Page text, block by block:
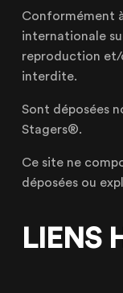
Conformément
internationale
reproduction et/
interdite.
Sont déposées
Stagers®.
Ce site ne
déposées ou
LIENS